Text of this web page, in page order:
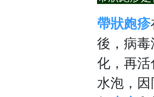
帶狀皰疹
後，病
化，再
水泡，